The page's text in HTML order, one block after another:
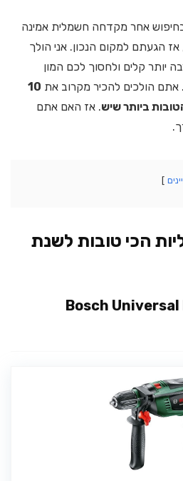
אחר מקדחה חשמלית אמינה
הגעתם למקום הנכון. אני הולך
יותר קלים ולחסוך לכם המון
אתם הולכים להכיר מקרוב את 10
ביותר שיש. אז האם אתם
הכי טובות לשנת
Bosch